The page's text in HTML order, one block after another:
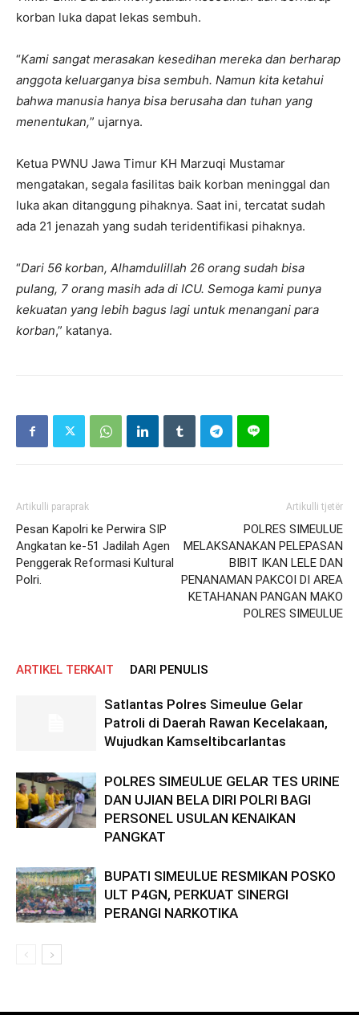
korban luka dapat lekas sembuh.
“Kami sangat merasakan kesedihan mereka dan berharap
anggota keluarganya bisa sembuh. Namun kita ketahui
bahwa manusia hanya bisa berusaha dan tuhan yang
menentukan,” ujarnya.
Ketua PWNU Jawa Timur KH Marzuqi Mustamar
mengatakan, segala fasilitas baik korban meninggal dan
luka akan ditanggung pihaknya. Saat ini, tercatat sudah
ada 21 jenazah yang sudah teridentifikasi pihaknya.
“Dari 56 korban, Alhamdulillah 26 orang sudah bisa
pulang, 7 orang masih ada di ICU. Semoga kami punya
kekuatan yang lebih bagus lagi untuk menangani para
korban,” katanya.
Artikulli paraprak
Pesan Kapolri ke Perwira SIP
Angkatan ke-51 Jadilah Agen
Penggerak Reformasi Kultural
Polri.
Artikulli tjetër
POLRES SIMEULUE
MELAKSANAKAN PELEPASAN
BIBIT IKAN LELE DAN
PENANAMAN PAKCOI DI AREA
KETAHANAN PANGAN MAKO
POLRES SIMEULUE
ARTIKEL TERKAIT DARI PENULIS
Satlantas Polres Simeulue Gelar
Patroli di Daerah Rawan Kecelakaan,
Wujudkan Kamseltibcarlantas
POLRES SIMEULUE GELAR TES URINE
DAN UJIAN BELA DIRI POLRI BAGI
PERSONEL USULAN KENAIKAN
PANGKAT
BUPATI SIMEULUE RESMIKAN POSKO
ULT P4GN, PERKUAT SINERGI
PERANGI NARKOTIKA